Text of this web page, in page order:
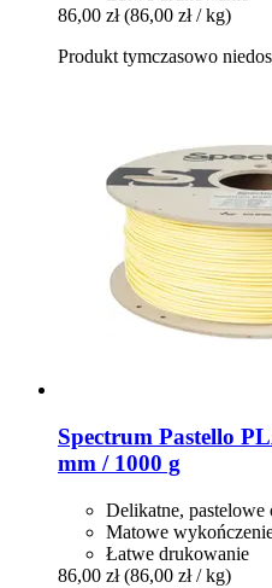
86,00 zł (86,00 zł / kg)
Produkt tymczasowo
Spectrum Pastello
mm / 1000 g
Delikatne, pastelowe
Matowe
Łatwe drukowanie
86,00 zł (86,00 zł / kg)